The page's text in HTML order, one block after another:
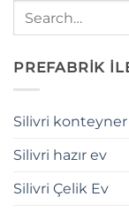
PREFABRİK
Silivri
Silivri hazır ev
Silivri Çelik Ev